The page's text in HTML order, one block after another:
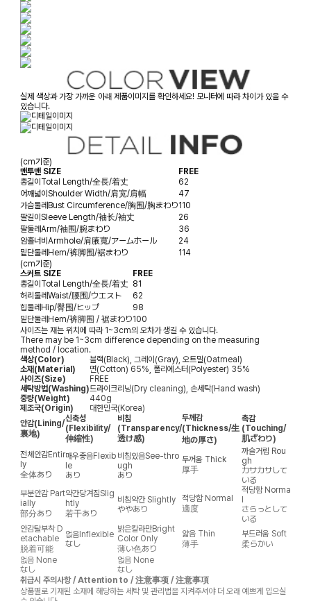
실제 색상과 가장 가까운 아래 제품이미지를 확인하세요! 모니터에 따라 차이가 있을 수
있습니다.
(cm기준)
맨투맨 SIZE
FREE
총길이Total Length/全長/着丈
62
어깨넓이Shoulder Width/肩宽/肩幅
47
가슴둘레Bust Circumference/胸围/胸まわり110
팔길이Sleeve Length/袖长/袖丈
26
팔둘레Arm/袖围/腕まわり
36
암홀너비Armhole/肩腋寬/アームホール
24
밑단둘레Hem/裤脚围/裾まわり
114
(cm기준)
스커트 SIZE
FREE
총길이Total Length/全長/着丈 81
허리둘레Waist/腰围/ウエスト
62
힙둘레Hip/臀围/ヒップ
98
밑단둘레Hem/裤脚围 / 裾まわり100
사이즈는 재는 위치에 따라 1~3cm의 오차가 생길 수 있습니다.
There may be 1~3cm difference depending on the measuring
method / location.
색상(Color)
블랙(Black), 그레이(Gray), 오트밀(Oatmeal)
소재(Material)
면(Cotton) 65%, 폴리에스터(Polyester) 35%
사이즈(Size)
FREE
세탁방법(Washing)드라이크리닝(Dry cleaning), 손세탁(Hand wash)
중량(Weight)
440g
제조국(Origin)
대한민국(Korea)
안감(Lining/
裏地)
신축성
(Flexibility/
伸縮性)
비침
(Transparency/
透け感)
두께감
(Thickness/生
地の厚さ)
촉감
(Touching/
肌ざわり)
전체안감Entir
ly
全体あり
매우좋음Flexib
le
あり
비침있음See-thro
ugh
あり
두꺼움 Thick
厚手
까슬거림 Rou
gh
カサカサして
いる
부분안감 Part
ially
部分あり
약간당겨짐Slig
htly
若干あり
비침약간 Slightly
ややあり
적당함 Normal
適度
적당함 Norma
l
さらっとして
いる
안감탈부착 D
etachable
脱着可能
없음Inflexible
なし
밝은칼라만Bright
Color Only
薄い色あり
얇음 Thin
薄手
부드러움 Soft
柔らかい
없음 None
なし
없음 None
なし
취급시 주의사항 / Attention to / 注意事项 / 注意事項
상품별로 기재된 소재에 해당하는 세탁 및 관리법을 지켜주셔야 더 오래 예쁘게 입으실